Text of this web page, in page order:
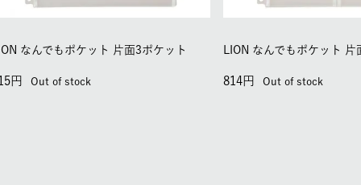
なんでもポケット 片面3ポケット
Out of stock
LION なんでもポケット
814 Out of stock